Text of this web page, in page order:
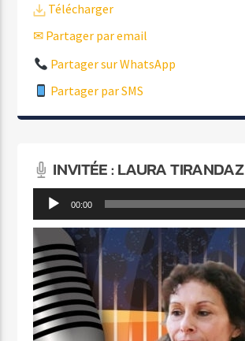
Télécharger
✉ Partager par email
Partager sur WhatsApp
Partager par SMS
INVITÉE : LAURA TIRANDAZ
Lecteur
audio
00:00